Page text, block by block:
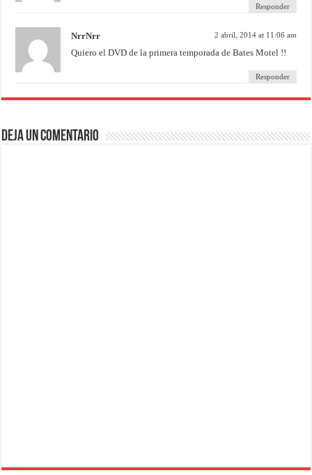
Responder
NrrNrr 2 abril, 2014 at 11:06 am
Quiero el DVD de la primera temporada de Bates Motel !!
Responder
Deja un comentario